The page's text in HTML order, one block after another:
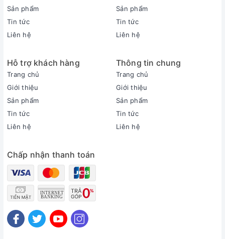
3 tốc độ (Thấp - Trung bình
- Cao)
Kích thước (Cao x Rộng x
Sâu)
114 x 50 x 38 cm
Trọng lượng 14.5 kg
Tính năng và tiện ích
Chế độ gió
Điều khiển
Hẹn giờ
Sản phẩm
Tin tức
Liên hệ
Sản phẩm
Tin tức
Liên hệ
Hỗ trợ khách hàng
Trang chủ
Giới thiệu
Sản phẩm
Tin tức
Liên hệ
Thông tin chung
Trang chủ
Giới thiệu
Sản phẩm
Tin tức
Liên hệ
Chấp nhận thanh toán